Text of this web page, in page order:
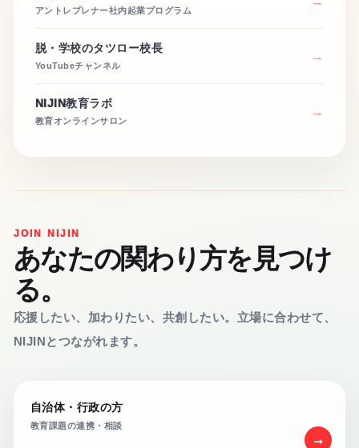
アントレプレナー社内起業プログラム
脱・学校のタツロー校長
YouTubeチャンネル
NIJIN教育ラボ
教育オンラインサロン
JOIN NIJIN
あなたの関わり方を見つけ
る。
応援したい、加わりたい、共創したい。立場に合わせて、
NIJINとつながれます。
自治体・行政の方
教育課題の連携・相談
→